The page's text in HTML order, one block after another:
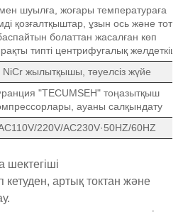
шуылға, жоғары температураға
қозғалтқыштар, ұзын ось және тот
болаттан жасалған көп
типті центрифугалық желдеткіш
NiCr жылытқышы, тәуелсіз жүйе
"TECUMSEH" тоңазытқыш
ауаны салқындату
220V/AC230V·50HZ/60HZ
шектегіші
артық токтан және